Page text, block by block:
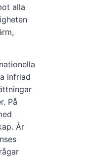
alla
infriad
På
År